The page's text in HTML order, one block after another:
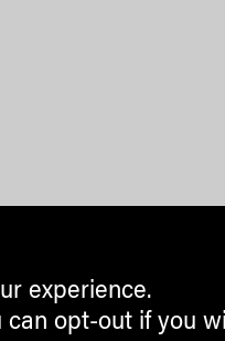
experience.
opt-out if you